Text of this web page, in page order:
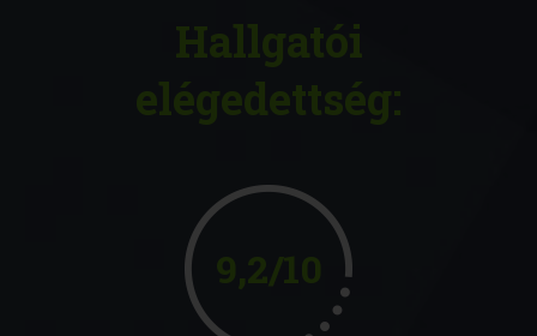
Hallgatói
elégedettség:
9,2/10